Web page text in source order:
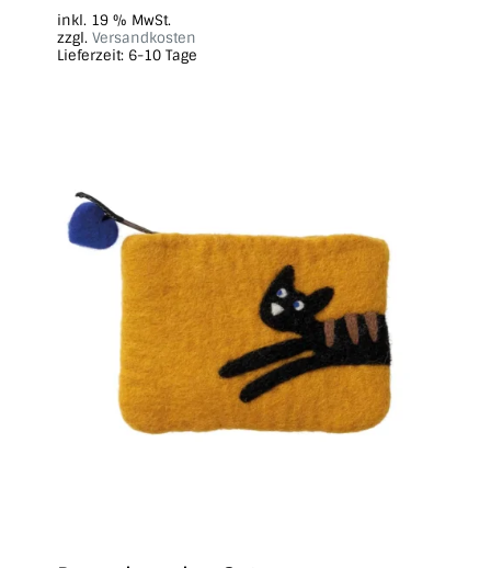
inkl. 19 % MwSt.
zzgl. Versandkosten
Lieferzeit: 6-10 Tage